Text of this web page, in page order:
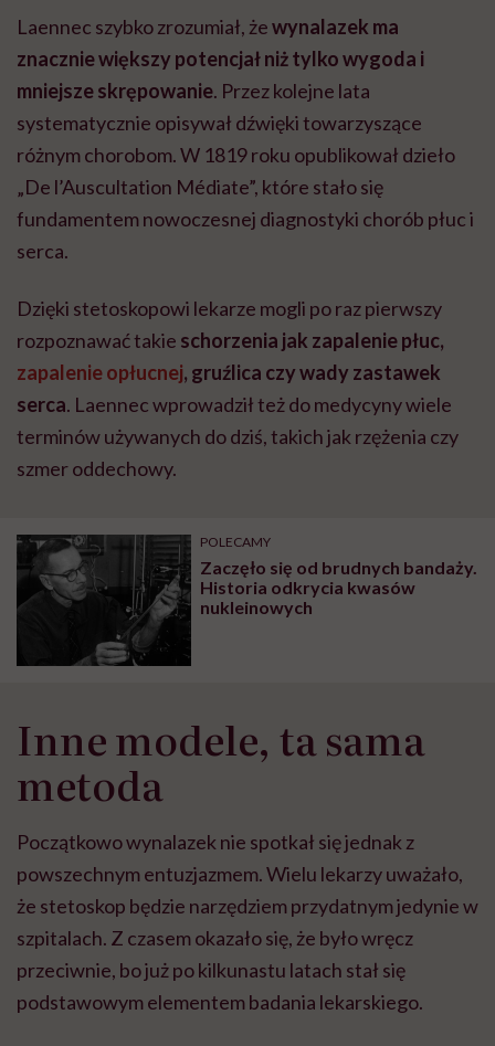
Laennec szybko zrozumiał, żewynalazek ma
znacznie większy potencjał niż tylko wygoda i
mniejsze skrępowanie. Przez kolejne lata
systematycznie opisywał dźwięki towarzyszące
różnym chorobom. W 1819 roku opublikował dzieło
„De l’Auscultation Médiate”, które stało się
fundamentem nowoczesnej diagnostyki chorób płuc i
serca.
Dzięki stetoskopowi lekarze mogli po raz pierwszy
rozpoznawać takie schorzenia jak zapalenie płuc,
zapalenie opłucnej, gruźlica czy wady zastawek
serca. Laennec wprowadził też do medycyny wiele
terminów używanych do dziś, takich jak rzężenia czy
szmer oddechowy.
POLECAMY
Zaczęło się od brudnych bandaży.
Historia odkrycia kwasów
nukleinowych
Inne modele, ta sama
metoda
Początkowo wynalazek nie spotkał się jednak z
powszechnym entuzjazmem. Wielu lekarzy uważało,
że stetoskop będzie narzędziem przydatnym jedynie w
szpitalach. Z czasem okazało się, że było wręcz
przeciwnie, bo już po kilkunastu latach stał się
podstawowym elementem badania lekarskiego.